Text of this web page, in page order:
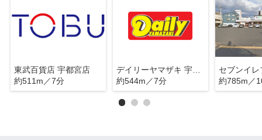
東武百貨店 宇都宮店
約511m／7分
デイリーヤマザキ 宇都宮江野町店
約544m／7分
約785m／